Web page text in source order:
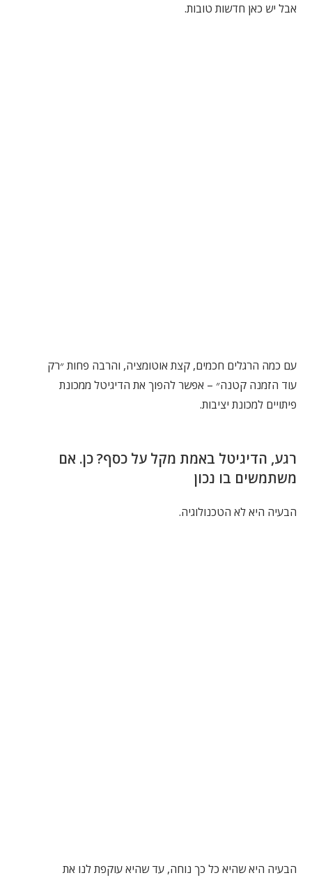
אבל יש כאן חדשות טובות.
עם כמה הרגלים חכמים, קצת אוטומציה, והרבה פחות ״רק
עוד הזמנה קטנה״ – אפשר להפוך את הדיגיטל ממכונת
פיתויים למכונת יציבות.
רגע, הדיגיטל באמת מקל על כסף? כן. אם
משתמשים בו נכון
הבעיה היא לא הטכנולוגיה.
הבעיה היא שהיא כל כך נוחה, עד שהיא עוקפת לנו את